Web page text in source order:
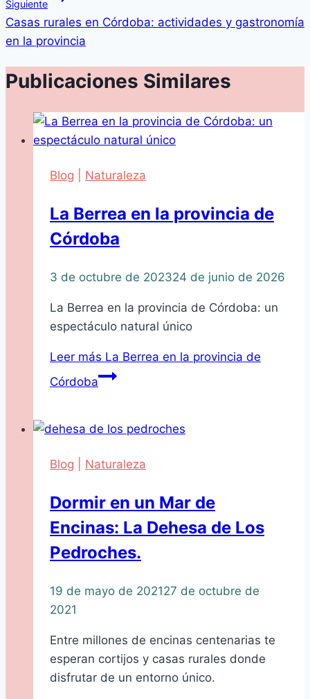
Siguiente
Casas rurales en Córdoba: actividades y gastronomía
en la provincia
Publicaciones Similares
Blog Naturaleza
La Berrea en la provincia de
Córdoba
3 de octubre de 202324 de junio de 2026
La Berrea en la provincia de Córdoba: un
espectáculo natural único
Leer más La Berrea en la provincia de
Córdoba
Blog Naturaleza
Dormir en un Mar de
Encinas: La Dehesa de Los
Pedroches.
19 de mayo de 202127 de octubre de
2021
Entre millones de encinas centenarias te
esperan cortijos y casas rurales donde
disfrutar de un entorno único.